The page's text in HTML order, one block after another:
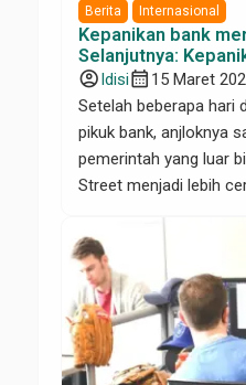
Berita Internasional
Kepanikan bank
Selanjutnya:
account_circleIdisicalendar_month 15 Maret
Setelah beberapa hari
pikuk bank, anjloknya
pemerintah yang luar
Street menjadi lebih
pemerintah yaitu
menyiapkan fasilitas
yang membutuhkan
berhasil, setidaknya
bank yang […]